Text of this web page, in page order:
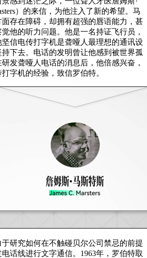
）的来信，为他注入了新的希望。马
存在障碍，却拥有超强的唇语能力，甚
他的听力问题。他是一名持证飞行员，
信电传打字机是聋哑人最理想的通讯设
下去。电话的发明曾让他感到被世界孤
发聋哑人电话的消息后，他倍感兴奋，
字机的经验，致信罗伯特。
研究如何在不触碰贝尔公司禁忌的前提
话线进行文字通信。1963年，罗伯特取